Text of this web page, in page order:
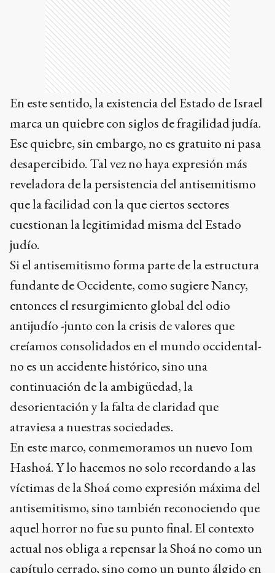
En este sentido, la existencia del Estado de Israel
marca un quiebre con siglos de fragilidad judía.
Ese quiebre, sin embargo, no es gratuito ni pasa
desapercibido. Tal vez no haya expresión más
reveladora de la persistencia del antisemitismo
que la facilidad con la que ciertos sectores
cuestionan la legitimidad misma del Estado
judío.
Si el antisemitismo forma parte de la estructura
fundante de Occidente, como sugiere Nancy,
entonces el resurgimiento global del odio
antijudío -junto con la crisis de valores que
creíamos consolidados en el mundo occidental-
no es un accidente histórico, sino una
continuación de la ambigüedad, la
desorientación y la falta de claridad que
atraviesa a nuestras sociedades.
En este marco, conmemoramos un nuevo Iom
Hashoá. Y lo hacemos no solo recordando a las
víctimas de la Shoá como expresión máxima del
antisemitismo, sino también reconociendo que
aquel horror no fue su punto final. El contexto
actual nos obliga a repensar la Shoá no como un
capítulo cerrado, sino como un punto álgido en